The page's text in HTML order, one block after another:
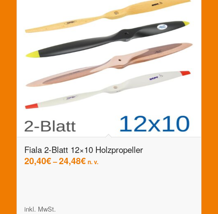
Fiala 2-Blatt 12×10 Holzpropeller
20,40€–24,48€ n. v.
inkl. MwSt.